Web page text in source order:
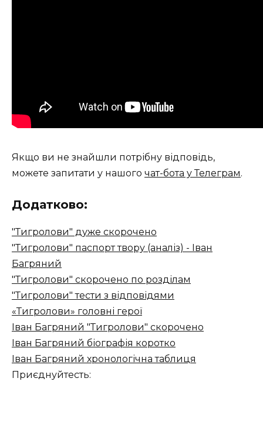
Якщо ви не знайшли потрібну відповідь,
можете запитати у нашого чат-бота у Телеграм.
Додатково:
"Тигролови" дуже скорочено
"Тигролови" паспорт твору (аналіз) - Іван
Багряний
"Тигролови" скорочено по розділам
"Тигролови" тести з відповідями
«Тигролови» головні герої
Іван Багряний "Тигролови" скорочено
Іван Багряний біографія коротко
Іван Багряний хронологічна таблиця
Приєднуйтесть: